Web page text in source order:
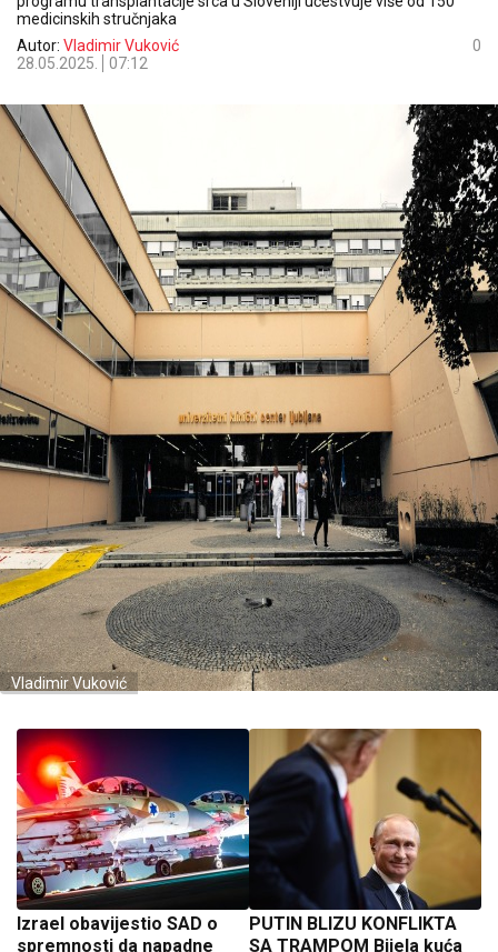
medicinskih stručnjaka
Autor: Vladimir Vuković
28.05.2025.
07:12
0
Vladimir Vuković
Izrael obavijestio SAD o
spremnosti da napadne
PUTIN BLIZU KONFLIKTA
SA TRAMPOM Bijela kuća